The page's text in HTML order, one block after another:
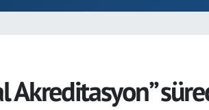
Akreditasyon”